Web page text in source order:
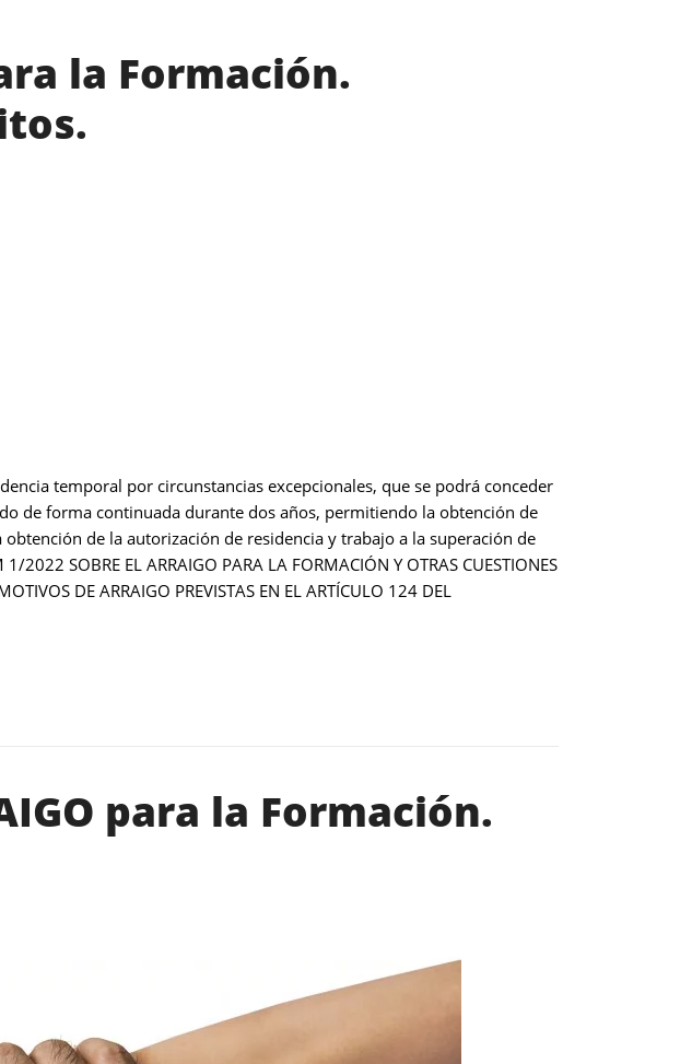
la Formación.
temporal por circunstancias excepcionales, que se podrá conceder
de forma continuada durante dos años, permitiendo la obtención de
de la autorización de residencia y trabajo a la superación de
SOBRE EL ARRAIGO PARA LA FORMACIÓN Y OTRAS CUESTIONES
DE ARRAIGO PREVISTAS EN EL ARTÍCULO 124 DEL
para la Formación.